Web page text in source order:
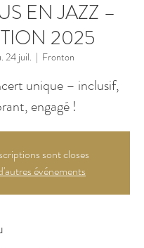
EN JAZZ –
2025
24 juil.
  |
Fronton
unique – inclusif,
sont closes
événements